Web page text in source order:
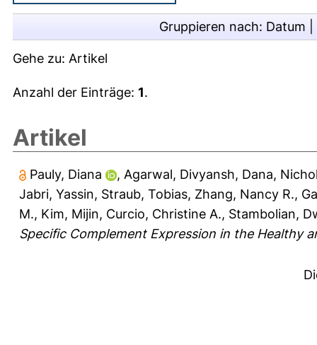
Gruppieren nach: Datum
Gehe zu: Artikel
Anzahl der Einträge: 1.
Artikel
Pauly, Diana , Agarwal, Divyansh, Dana,
Jabri, Yassin, Straub, Tobias, Zhang, Nancy R.,
M., Kim, Mijin, Curcio, Christine A., Stambolian,
Specific Complement Expression in the Healthy